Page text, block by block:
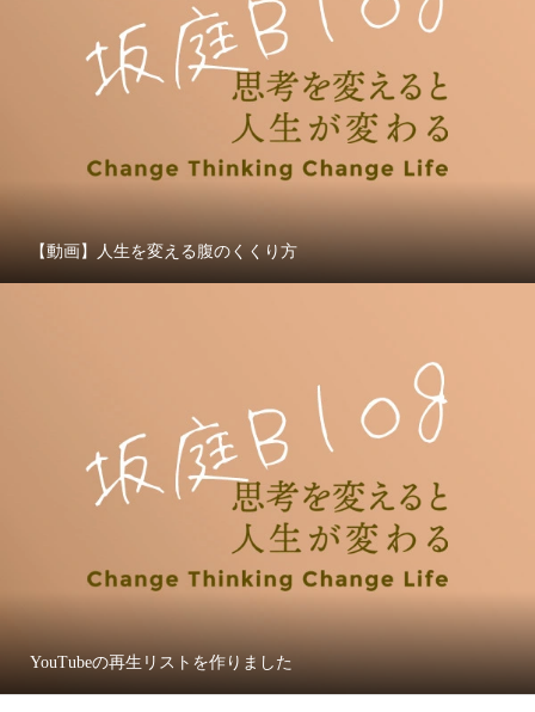
【動画】人生を変える腹のくくり方
YouTubeの再生リストを作りました